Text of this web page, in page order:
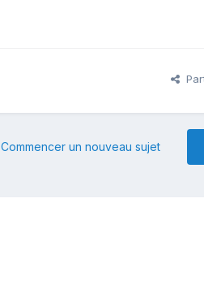
Commencer un nouveau sujet